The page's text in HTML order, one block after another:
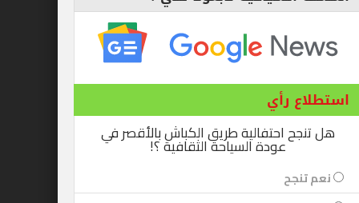
رأي
احتفالية طريق الكباش بالأقصر في
عودة السياحة الثقافية ؟!